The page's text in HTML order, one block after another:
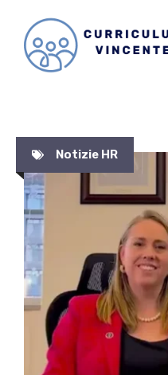
contenuto
Notizie HR